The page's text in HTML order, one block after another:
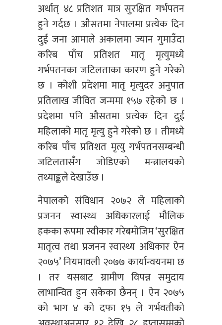
अर्थात् ४८ प्रतिशत मात्र सुरक्षित गर्भपतन
हुने गर्दछ । औसतमा नेपालमा प्रत्येक दिन
दुई जना आमाले अकालमा ज्यान गुमाउँदा
करिब पाँच प्रतिशत मातृ मृत्युमध्ये
गर्भपतनका जटिलताका कारण हुने गरेको
छ । कोशी प्रदेशमा मातृ मृत्युदर अनुपात
प्रतिलाख जीवित जन्ममा १५७ रहेको छ ।
प्रदेशमा पनि औसतमा प्रत्येक दिन दुई
महिलाको मातृ मृत्यु हुने गरेको छ । तीमध्ये
करिब पाँच प्रतिशत मृत्यु गर्भपतनसम्बन्धी
जटिलतासँग जोडिएको मन्त्रालयको
तथ्याङ्कले देखाउँछ ।
नेपालको संविधान २०७२ ले महिलाको
प्रजनन स्वास्थ्य अधिकारलाई मौलिक
हकका रूपमा स्वीकार गरेबमोजिम ‘सुरक्षित
मातृत्व तथा प्रजनन स्वास्थ्य अधिकार ऐन
२०७५’ नियमावली २०७७ कार्यान्वयनमा छ
। तर यसबाट ग्रामीण विपन्न समुदाय
लाभान्वित हुन सकेका छैनन् । ऐन २०७५
को भाग ४ को दफा १५ ले गर्भवतीको